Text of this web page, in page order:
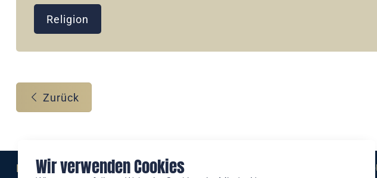
Wir verwenden Cookies
Religion
Zurück
Eine Marke der